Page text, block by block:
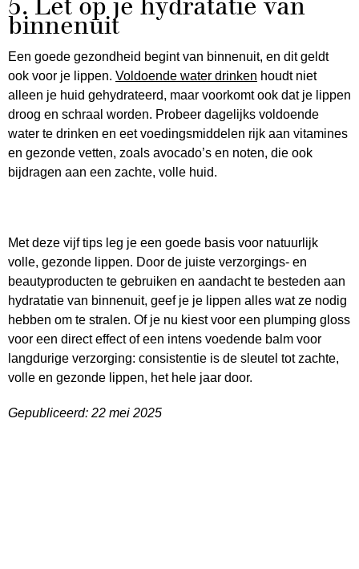
5. Let op je hydratatie van
binnenuit
Een goede gezondheid begint van binnenuit, en dit geldt
ook voor je lippen. Voldoende water drinken houdt niet
alleen je huid gehydrateerd, maar voorkomt ook dat je lippen
droog en schraal worden. Probeer dagelijks voldoende
water te drinken en eet voedingsmiddelen rijk aan vitamines
en gezonde vetten, zoals avocado’s en noten, die ook
bijdragen aan een zachte, volle huid.
Met deze vijf tips leg je een goede basis voor natuurlijk
volle, gezonde lippen. Door de juiste verzorgings- en
beautyproducten te gebruiken en aandacht te besteden aan
hydratatie van binnenuit, geef je je lippen alles wat ze nodig
hebben om te stralen. Of je nu kiest voor een plumping gloss
voor een direct effect of een intens voedende balm voor
langdurige verzorging: consistentie is de sleutel tot zachte,
volle en gezonde lippen, het hele jaar door.
Gepubliceerd: 22 mei 2025